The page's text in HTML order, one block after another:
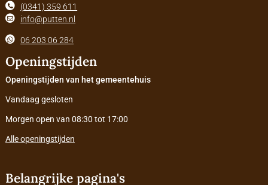
(0341) 359 611
info@putten.nl
06 203 06 284
Openingstijden
Openingstijden van het gemeentehuis
Vandaag gesloten
Morgen open van 08:30 tot 17:00
Alle openingstijden
Belangrijke pagina's